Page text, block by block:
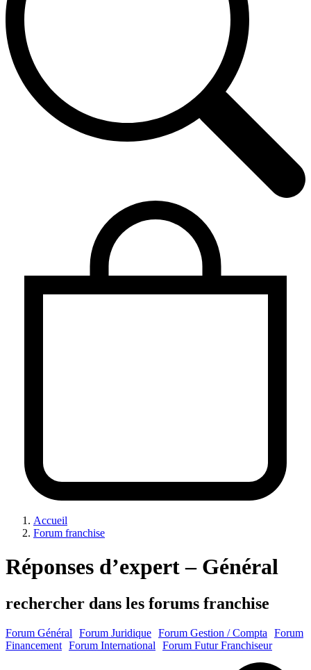
Accueil
Forum franchise
Réponses d’expert – Général
rechercher dans les forums franchise
Forum Général Forum Juridique Forum Gestion / Compta
Forum
Financement Forum International Forum Futur Franchiseur